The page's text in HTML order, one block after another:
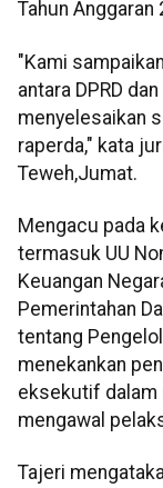
Tahun Anggaran
"Kami
antara DPRD
menyelesaikan
raperda," kata
Teweh,Jumat.
Mengacu pada
termasuk UU
Keuangan
Pemerintahan
tentang
menekankan
eksekutif dalam
mengawal
Tajeri